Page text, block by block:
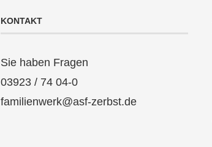
KONTAKT
Sie haben Fragen
03923 / 74 04-0
familienwerk@asf-zerbst.de